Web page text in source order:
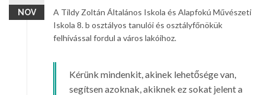
NOV
A Tildy Zoltán Általános Iskola és Alapfokú Művészeti
Iskola 8. b osztályos tanulói és osztályfőnökük
felhívással fordul a város lakóihoz.
Kérünk mindenkit, akinek lehetősége van,
segítsen azoknak, akiknek ez sokat jelent a